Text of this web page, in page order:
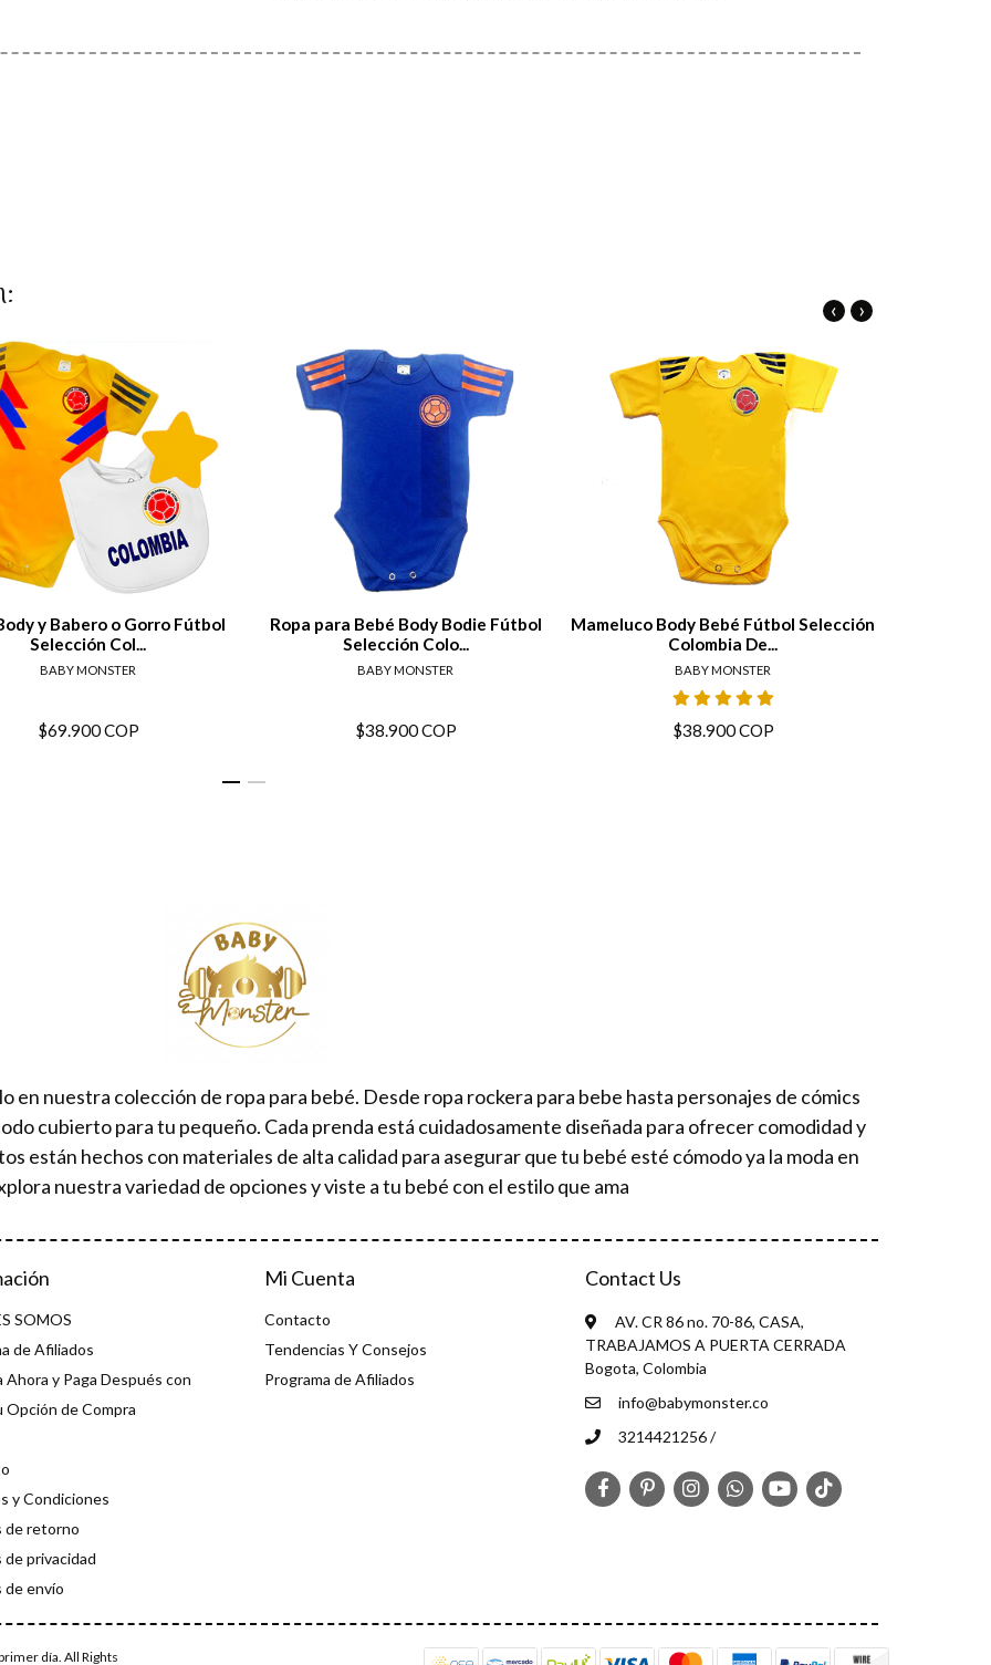
y Babero o Gorro Fútbol
Selección Col...
BABY MONSTER
View details
$69.900 COP
Ropa para Bebé Body Bodie Fútbol
Selección Colo...
BABY MONSTER
View details
$38.900 COP
Mameluco Body Bebé Fútbol Selección
Colombia De...
BABY MONSTER
View details
$38.900 COP
‹ ›
en nuestra colección de ropa para bebé. Desde ropa rockera para bebe hasta personajes de cómics
cubierto para tu pequeño. Cada prenda está cuidadosamente diseñada para ofrecer comodidad y
están hechos con materiales de alta calidad para asegurar que tu bebé esté cómodo ya la moda en
nuestra variedad de opciones y viste a tu bebé con el estilo que ama
SOMOS
de Afiliados
Ahora y Paga Después con
Opción de Compra
y Condiciones
de retorno
de privacidad
de envío
Mi Cuenta
Contacto
Tendencias Y Consejos
Programa de Afiliados
Contact Us
AV. CR 86 no. 70-86, CASA,
TRABAJAMOS A PUERTA CERRADA
Bogota, Colombia
info@babymonster.co
3214421256 /
día. All Rights